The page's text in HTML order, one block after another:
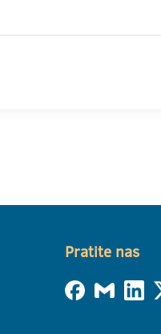
Pratite nas